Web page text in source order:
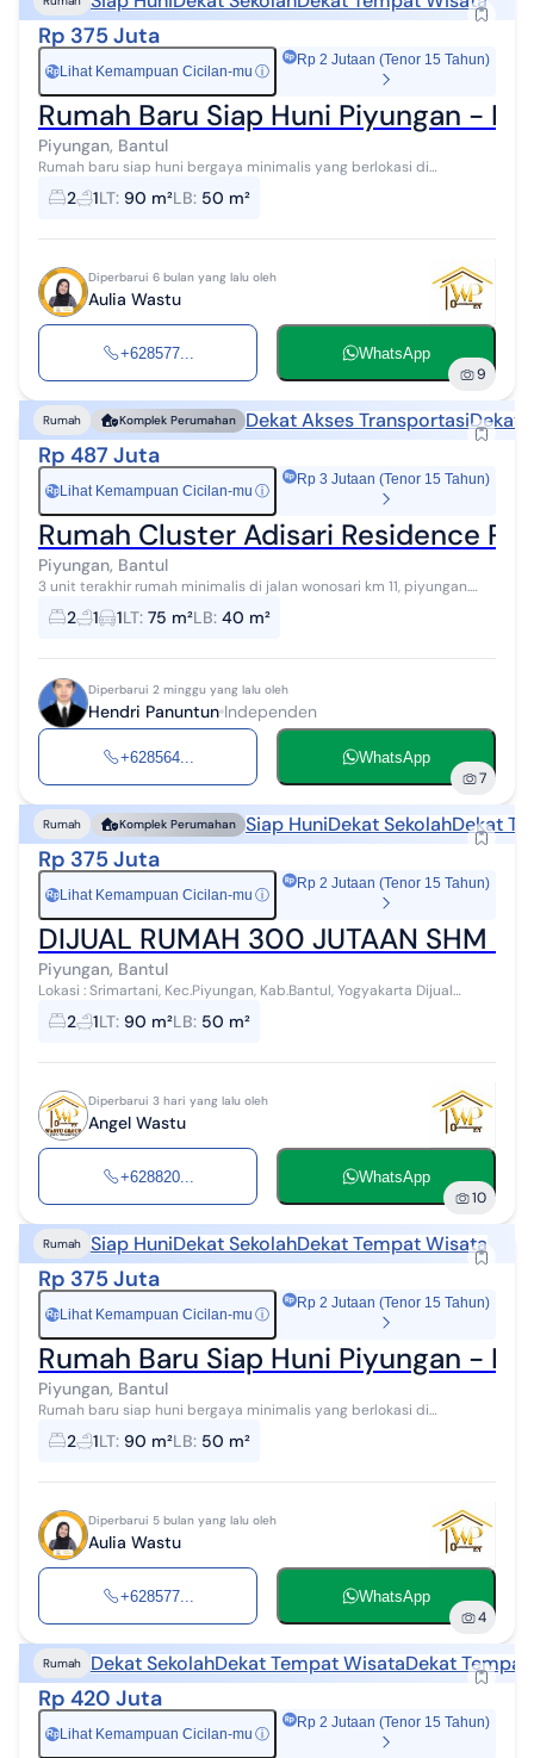
Rp 375 Juta
Rp Lihat Kemampuan Cicilan-mu ⓘ
Rp 2 Jutaan (Tenor 15 Tahun)
Rumah Baru Siap Huni Piyungan -
Piyungan, Bantul
Rumah baru siap huni bergaya minimalis yang berlokasi di
Srimartani, Piyungan, Bantul. Berada di kawasan strategis dengan
akses mudah menuju RSUD P...
2 1LT: 90 m²LB: 50 m²
Diperbarui 6 bulan yang lalu oleh
Aulia Wastu
+628577... WhatsApp
9
Rumah Komplek Perumahan Dekat Akses TransportasiDekat
Rp 487 Juta
Rp Lihat Kemampuan Cicilan-mu ⓘ
Rp 3 Jutaan (Tenor 15 Tahun)
Rumah Cluster Adisari Residence
Piyungan, Bantul
3 unit terakhir rumah minimalis di jalan wonosari km 11, piyungan.
Spesifikasi bangunan: - Luas tanah 73 m2 - Luas bangunan 40m2 -
SHM - 2 Kamar T...
2 1 1LT: 75 m²LB: 40 m²
Diperbarui 2 minggu yang lalu oleh
Hendri Panuntun Independen
+628564... WhatsApp
7
Rumah Komplek Perumahan Siap HuniDekat SekolahDekat
Rp 375 Juta
Rp Lihat Kemampuan Cicilan-mu ⓘ
Rp 2 Jutaan (Tenor 15 Tahun)
DIJUAL RUMAH 300 JUTAAN SHM &
Piyungan, Bantul
Lokasi : Srimartani, Kec.Piyungan, Kab.Bantul, Yogyakarta Dijual
rumah murah, siap huni, SHM 300 jutaan dan berada di dalam
perumahan di Srimartan...
2 1LT: 90 m²LB: 50 m²
Diperbarui 3 hari yang lalu oleh
Angel Wastu
+628820... WhatsApp
10
Rumah Siap HuniDekat SekolahDekat Tempat Wisata
Rp 375 Juta
Rp Lihat Kemampuan Cicilan-mu ⓘ
Rp 2 Jutaan (Tenor 15 Tahun)
Rumah Baru Siap Huni Piyungan -
Piyungan, Bantul
Rumah baru siap huni bergaya minimalis yang berlokasi di
Srimartani, Piyungan, Bantul. Berada di kawasan strategis dengan
akses mudah menuju RSUD P...
2 1LT: 90 m²LB: 50 m²
Diperbarui 5 bulan yang lalu oleh
Aulia Wastu
+628577... WhatsApp
4
Rumah Dekat SekolahDekat Tempat WisataDekat
Rp 420 Juta
Rp Lihat Kemampuan Cicilan-mu ⓘ
Rp 2 Jutaan (Tenor 15 Tahun)